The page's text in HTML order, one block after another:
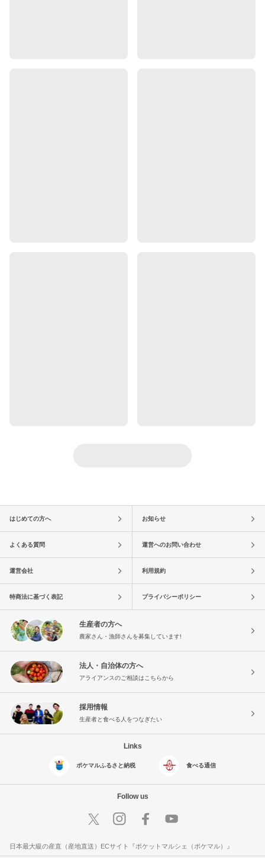
はじめての方へ お知らせ
よくある質問 運営へのお問い合わせ
運営会社 利用規約
特商法に基づく表記 プライバシーポリシー
生産者の方へ
農家さん・漁師さんを募集しています!
法人・自治体の方へ
アライアンスのご相談はこちらから
採用情報
生産者と食べる人をつなぎたい
Links
ポケマルふるさと納税 食べる通信
Follow us
日本最大級の産直（産地直送）ECサイト『ポケットマルシェ（ポケマル）』